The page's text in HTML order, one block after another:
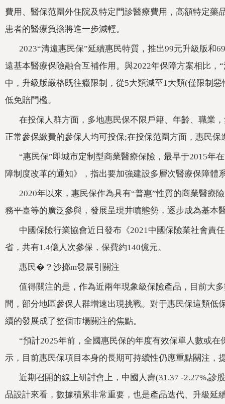
費用、醫保范圍外住院及特定門診醫療費用，高額特定藥
患者的醫療負擔將進一步減輕。
2023“清遠惠民保”延續惠民特質，推出99元升級版和
遠基本醫療保險融合互補作用。與2022年保障方案相比
中，升級版嚴格既往癥限制，從5大類減至1大類(僅限
低免賠門檻。
在投保人群方面，多地惠民保不限戶籍、年齡、職業
正常參保繳費的參保人均可投保;在投保范圍方面，惠民保
“惠民保”即城市定制型商業醫療保險，最早于2015年在深
障制度改革的通知》，指出要加強建設多層次醫療保障體系
2020年以來，惠民保作為具有“普惠”性質的商業醫療險
務平臺等的廣泛參與，發展呈現井噴態勢，逐步成為基本
中國保險行業協會近日發布《2021中國保險業社會責任報
省，共有1.4億人次參保，保費約140億元。
惠民�？沙掷m發展引關注
值得關注的是，作為近兩年現象級保險產品，目前大
間，部分地區參保人群增速出現挑戰。對于惠民保這類
續的發展成了整個市場關注的焦點。
“預計2025年前，全國惠民保的年度有效保單人數或
示，目前惠民保項目本身的長期可持續性仍應重點關注
近期召開的線上研討會上，中國人壽(31.37 -2.27%,
品設計來看，數據積累非常重要，也是產品迭代、升級